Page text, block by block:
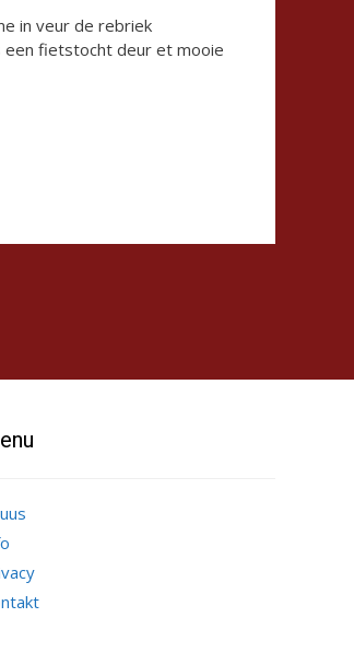
in veur de rebriek
een fietstocht deur et mooie